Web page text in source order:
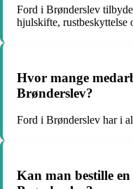
Ford i Brønderslev
hjulskifte, rustbeskyttelse
Hvor mange
Brønderslev?
Ford i Brønderslev har i
Kan man bestille